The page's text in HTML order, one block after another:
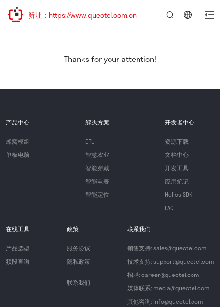
迎访问新址：https://www.quectel.com.cn
Thanks for your attention!
产品中心
蜂窝模组
单板电脑
解决方案
DTU
智慧农业
智能穿戴
智能电表
智能定位
开发者中心
资源下载
文档中心
开发工具
应用笔记
Helios SDK
FAQ
在线工具
产品选型
频段查询
政策
服务协议
隐私政策
联系我们
联系我们
销售支持: sales@quectel.com
技术支持: support@quectel.com
招聘: career@quectel.com
媒体联系: media@quectel.com
其他咨询: info@quectel.com